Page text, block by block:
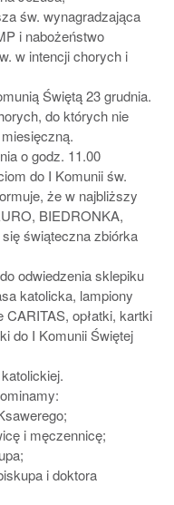
św. wynagradzająca
i nabożeństwo
w intencji chorych i
Świętą 23 grudnia.
do których nie
o godz. 11.00
do I Komunii św.
że w najbliższy
BIEDRONKA,
świąteczna zbiórka
odwiedzenia sklepiku
katolicka, lampiony
opłatki, kartki
do I Komunii Świętej
i męczennicę;
i doktora